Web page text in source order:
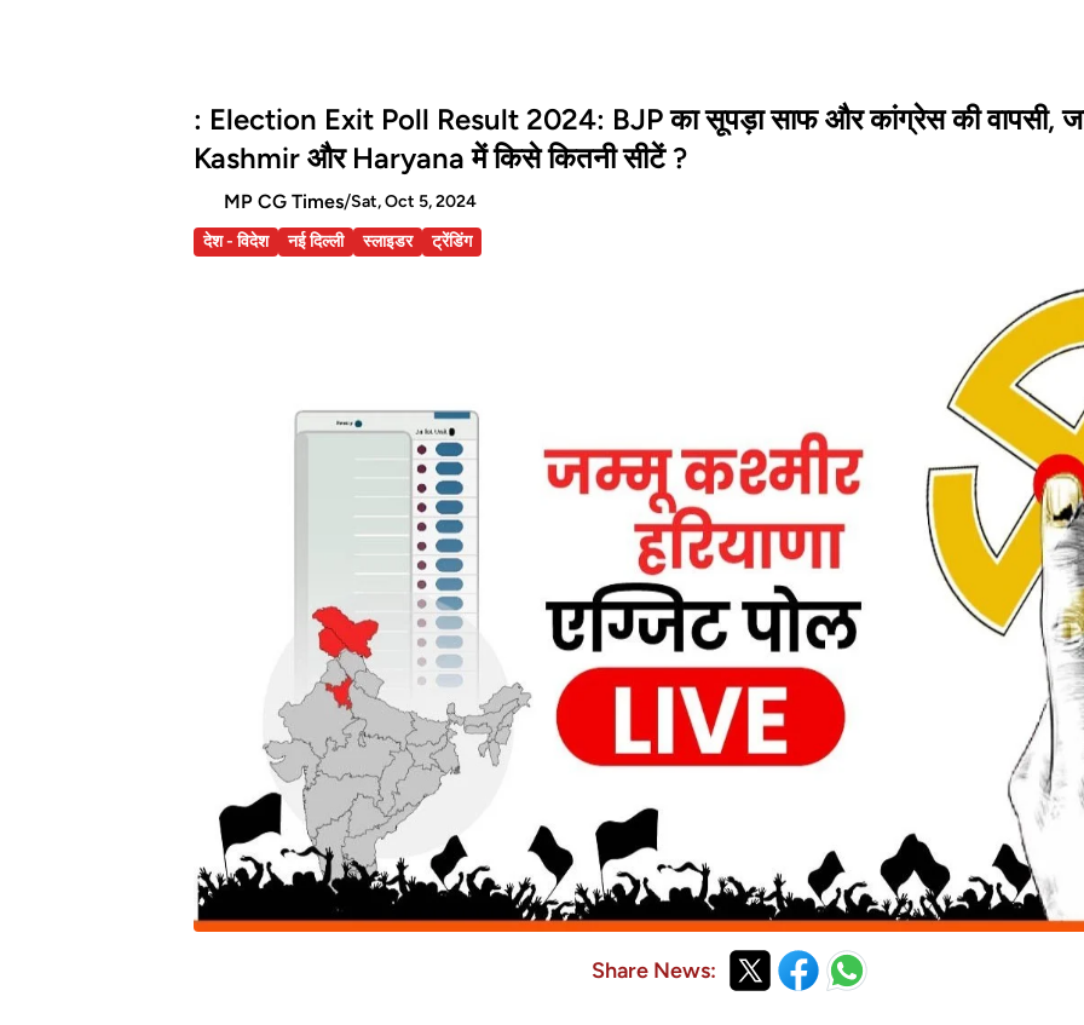
: Election Exit Poll Result 2024: BJP का सूपड़ा साफ और कांग्रेस की वापसी,
Kashmir और Haryana में किसे कितनी सीटें ?
MP CG Times/Sat, Oct 5, 2024
देश - विदेश
नई दिल्ली स्लाइडर ट्रेंडिंग
Share News: